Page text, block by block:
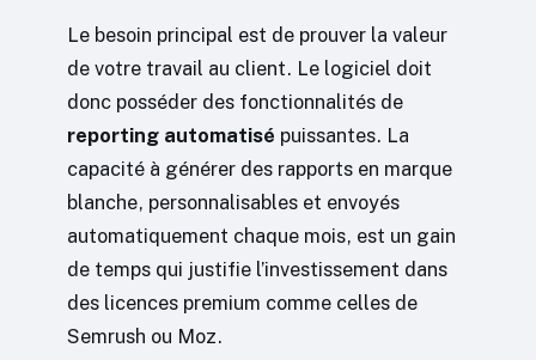
Le besoin principal est de prouver la valeur
de votre travail au client. Le logiciel doit
donc posséder des fonctionnalités de
reporting automatisé puissantes. La
capacité à générer des rapports en marque
blanche, personnalisables et envoyés
automatiquement chaque mois, est un gain
de temps qui justifie l’investissement dans
des licences premium comme celles de
Semrush ou Moz.